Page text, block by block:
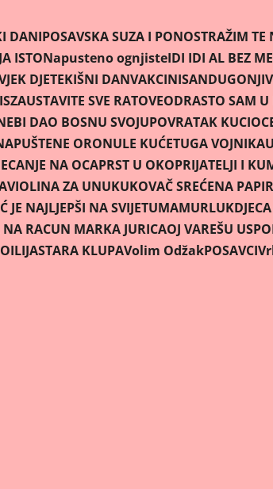
DANIPOSAVSKA SUZA I PONOSTRAŽIM TE
ISTONapusteno ognjisteIDI IDI AL BEZ
DJETEKIŠNI DANVAKCINISAN
ZAUSTAVITE SVE RATOVEODRASTO SAM U
DAO BOSNU SVOJUPOVRATAK KUCI
ORONULE KUĆETUGA VOJNIKA
NA OCAPRST U OKOPRIJATELJI I
VIOLINA ZA UNUKUKOVAČ SREĆENA
JE NAJLJEPŠI NA SVIJETUMAMURLUK
NA RACUN MARKA JURICAOJ VAREŠU
ILIJASTARA KLUPAVolim OdžakPOSAVCI